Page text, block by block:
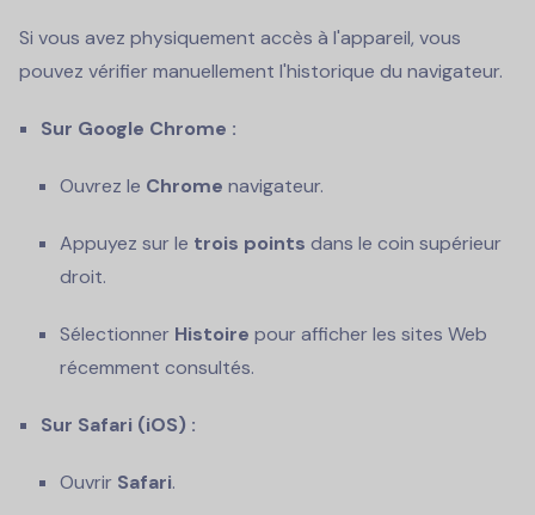
Si vous avez physiquement accès à l'appareil, vous
pouvez vérifier manuellement l'historique du navigateur.
Sur Google Chrome :
Ouvrez le Chrome navigateur.
Appuyez sur le trois points dans le coin supérieur
droit.
Sélectionner Histoire pour afficher les sites Web
récemment consultés.
Sur Safari (iOS) :
Ouvrir Safari.